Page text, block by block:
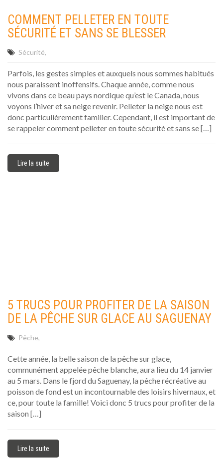
COMMENT PELLETER EN TOUTE
SÉCURITÉ ET SANS SE BLESSER
Sécurité
Parfois, les gestes simples et auxquels nous sommes habitués
nous paraissent inoffensifs. Chaque année, comme nous
vivons dans ce beau pays nordique qu’est le Canada, nous
voyons l’hiver et sa neige revenir. Pelleter la neige nous est
donc particulièrement familier. Cependant, il est important de
se rappeler comment pelleter en toute sécurité et sans se […]
Lire la suite
5 TRUCS POUR PROFITER DE LA SAISON
DE LA PÊCHE SUR GLACE AU SAGUENAY
Pêche
Cette année, la belle saison de la pêche sur glace,
communément appelée pêche blanche, aura lieu du 14 janvier
au 5 mars. Dans le fjord du Saguenay, la pêche récréative au
poisson de fond est un incontournable des loisirs hivernaux, et
ce, pour toute la famille! Voici donc 5 trucs pour profiter de la
saison […]
Lire la suite